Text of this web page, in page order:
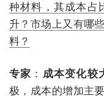
种材料，其成本占
升？市场上又有哪
料？
专家 ： 成本变化较
极，成本的增加主